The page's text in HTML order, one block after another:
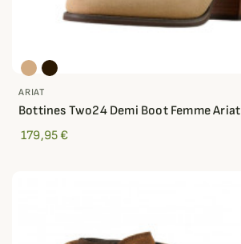
ARIAT
Bottines Two24 Demi Boot Femme Ariat
179,95 €